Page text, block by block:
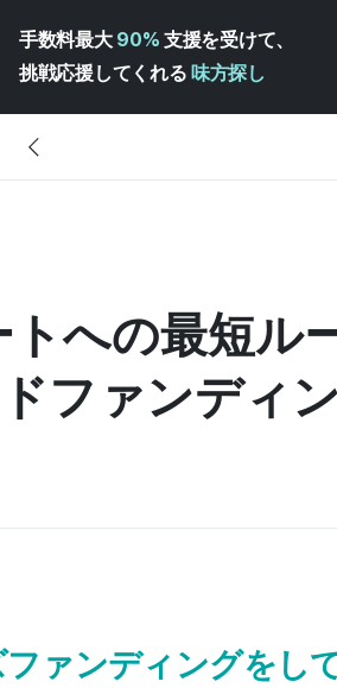
手数料最大 90% 支援を受けて、
挑戦応援してくれる 味方探し
への最短ルー
ファンディ
ァンディングをし